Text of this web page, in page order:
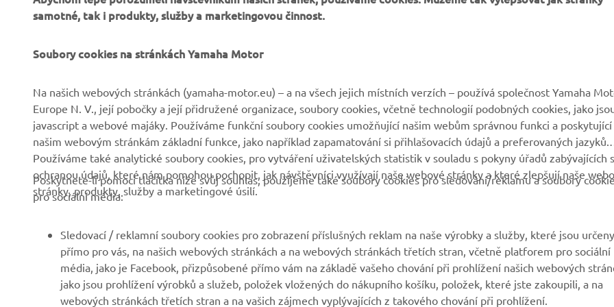
FIREMNÍ
Společnost
Zprávy
Události
Brochures
Práce v Yamaha
Stát se prodejcem
B2B
Systémy eBike
Státní orgány
Golfová hřiště
Autoškoly
Robotics
Partnerství
VÍCE YAMAHA
MyYamaha
Yamaha Music
Yamaha Racing
Mobilní aplikace
PODPORA
Katalog originálních
náhradních dílů
Rezervace servisní
Nakládání s použitými
bateriemi
Soubory cookies na stránkách Yamaha Motor
Na našich webových stránkách (yamaha-motor.eu) – a na všech jejich místních verzích – používá společnost Yamaha
javascript a webové majáky. Používáme funkční soubory cookies umožňující našim webům správnou funkci a poskytující
našim webovým stránkám základní funkce, jako například zapamatování si přihlašovacích údajů a preferovaných jazyků.
Používáme také analytické soubory cookies, pro vytváření uživatelských statistik v souladu s pokyny úřadů zabývajících se
ochranou údajů, které nám pomohou pochopit, jak návštěvníci využívají naše webové stránky a které zlepšují naše
stránky, produkty, služby a marketingové úsilí.
Poskytnete-li pomocí tlačítka níže svůj souhlas, použijeme také soubory cookies pro sledování/reklamu a soubory
pro sociální média:
Sledovací / reklamní soubory cookies pro zobrazení příslušných reklam na naše výrobky a služby, které jsou určeny
média, jako je Facebook, přizpůsobené přímo vám na základě vašeho chování při prohlížení našich webových
jako jsou prohlížení výrobků a služeb, položek vložených do nákupního košíku, položek, které jste zakoupili, a na
webových stránkách třetích stran a na vašich zájmech vyplývajících z takového chování při prohlížení.
Soubory cookies pro sociální média vám umožňují sledovat videa na našich webových stránkách (například
prostřednictvím YouTube) a také umožňují snadné sdílení obsahu z našich webových stránek prostřednictvím
Chcete-li získat všechny funkce našich webových stránek a chcete-li sledovat nabídky a reklamy přizpůsobené přímo
zájmům, přijměte prosím sledovací / reklamní soubory cookies a soubory cookies pro sociální média kliknutím na tlačítko